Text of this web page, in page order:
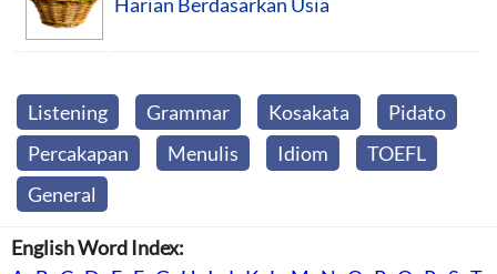
Listening Grammar Kosakata
Pidato
Percakapan
Menulis Idiom
TOEFL
General
English Word Index: